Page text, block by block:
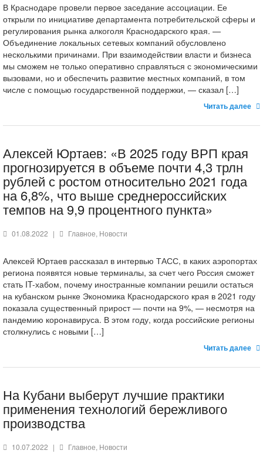
В Краснодаре провели первое заседание ассоциации. Ее
открыли по инициативе департамента потребительской сферы и
регулирования рынка алкоголя Краснодарского края. —
Объединение локальных сетевых компаний обусловлено
несколькими причинами. При взаимодействии власти и бизнеса
мы сможем не только оперативно справляться с экономическими
вызовами, но и обеспечить развитие местных компаний, в том
числе с помощью государственной поддержки, — сказал […]
Читать далее
Алексей Юртаев: «В 2025 году ВРП края
прогнозируется в объеме почти 4,3 трлн
рублей с ростом относительно 2021 года
на 6,8%, что выше среднероссийских
темпов на 9,9 процентного пункта»
01.08.2022 | Главное, Новости
Алексей Юртаев рассказал в интервью ТАСС, в каких аэропортах
региона появятся новые терминалы, за счет чего Россия сможет
стать IT-хабом, почему иностранные компании решили остаться
на кубанском рынке Экономика Краснодарского края в 2021 году
показала существенный прирост — почти на 9%, — несмотря на
пандемию коронавируса. В этом году, когда российские регионы
столкнулись с новыми […]
Читать далее
На Кубани выберут лучшие практики
применения технологий бережливого
производства
10.07.2022 | Главное, Новости